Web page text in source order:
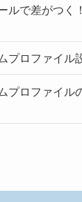
ルで差がつく
プロファイル
プロファイル